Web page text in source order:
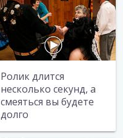
Ролик длится
несколько секунд, а
смеяться вы будете
долго